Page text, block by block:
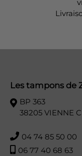
Les tampons de
BP 363
38205 VIENNE
04 74 85 50 00
06 77 40 68 63